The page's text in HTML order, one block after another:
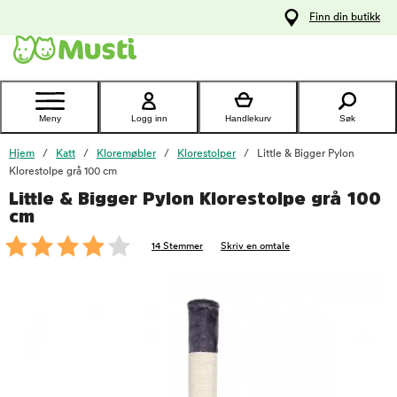
Kontakt
kundeservice
Finn din butikk
Meny Logg inn Handlekurv Søk
Hjem Katt Kloremøbler Klorestolper
Little & Bigger Pylon
Klorestolpe grå 100 cm
Little & Bigger Pylon Klorestolpe grå 100
cm
14 Stemmer Skriv en omtale
foo